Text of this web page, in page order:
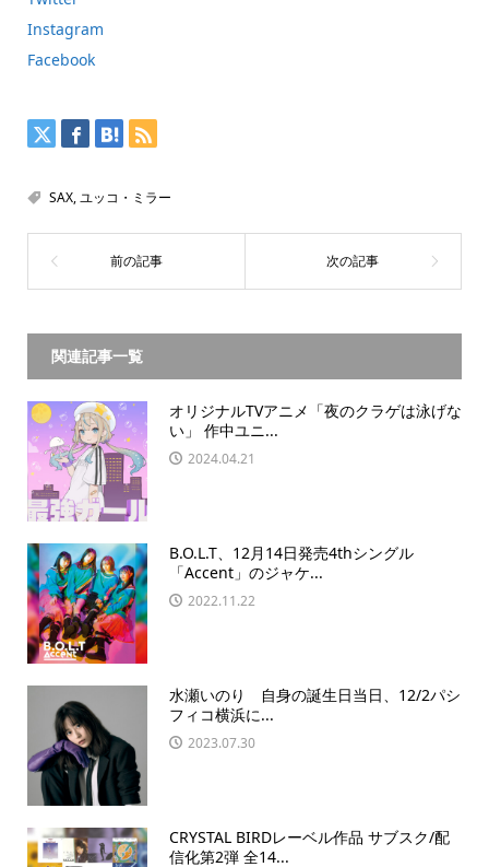
Instagram
Facebook
SAX,ユッコ・ミラー
関連記事一覧
オリジナルTVアニメ「夜のクラゲは泳げな
い」 作中ユニ...
2024.04.21
B.O.L.T、12月14日発売4thシングル
「Accent」のジャケ...
2022.11.22
水瀬いのり 自身の誕生日当日、12/2パシ
フィコ横浜に...
2023.07.30
CRYSTAL BIRDレーベル作品 サブスク/配
信化第2弾 全14...